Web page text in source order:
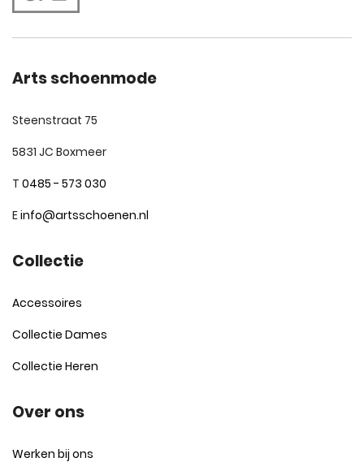
Arts schoenmode
Steenstraat 75
5831 JC Boxmeer
T 0485 - 573 030
Einfo@artsschoenen.nl
Collectie
Accessoires
Collectie Dames
Collectie Heren
Over ons
Werken bij ons